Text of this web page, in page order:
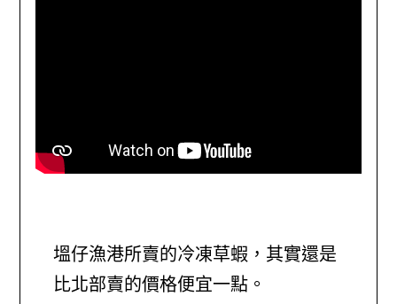
塭仔漁港所賣的冷凍草蝦，其實還是
比北部賣的價格便宜一點。